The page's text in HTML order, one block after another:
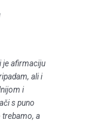
je afirmaciju
ali i
i
s puno
trebamo, a